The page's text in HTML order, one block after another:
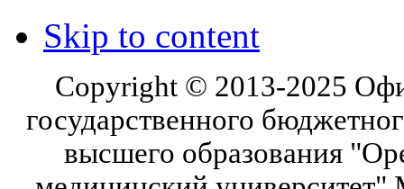
Skip to content
Copyright © 2013-2025
государственного
высшего образования